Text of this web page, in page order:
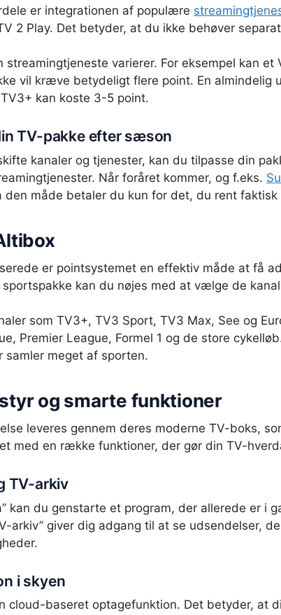
er integrationen af populære
2 Play. Det betyder, at du ikke behøver
streamingtjeneste varierer. For eksempel kan
vil kræve betydeligt flere point. En almindelig
kan koste 3-5 point.
TV-pakke efter sæson
kanaler og tjenester, kan du tilpasse din
Når foråret kommer, og f.eks.
den måde betaler du kun for det, du rent faktisk
er pointsystemet en effektiv måde at få
kan du nøjes med at vælge de
som TV3+, TV3 Sport, TV3 Max, See og
Premier League, Formel 1 og de store
samler meget af sporten.
og smarte funktioner
leveres gennem deres moderne TV-boks,
med en række funktioner, der gør din TV-
TV-arkiv
kan du genstarte et program, der allerede er i
arkiv” giver dig adgang til at se udsendelser,
i skyen
cloud-baseret optagefunktion. Det betyder, at